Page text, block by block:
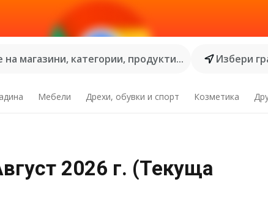
на магазини, категории, продукти...
Избери
Мебели Дрехи, обувки и спорт Козметика
2026 г. (Текуща